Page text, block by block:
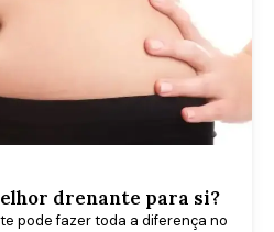
drenante para si?
pode fazer toda a diferença no